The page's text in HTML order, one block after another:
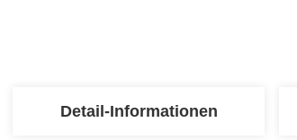
Detail-Informationen